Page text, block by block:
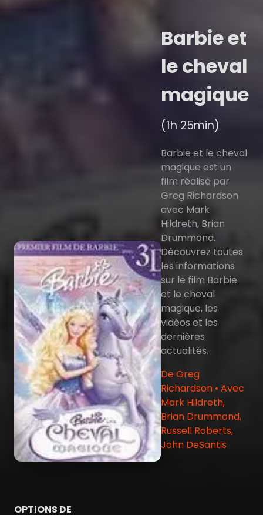
Barbie et
le cheval
magique
(1h 25min)
Barbie et le cheval
magique est un
film réalisé par
Greg Richardson
avec Mark
Hildreth, Brian
Drummond.
Découvrez toutes
les informations
sur le film Barbie
et le cheval
magique, les
vidéos et les
dernières
actualités.
De Greg
Richardson • Avec
Mark Hildreth,
Brian Drummond,
Russell Roberts,
John DeSantis
OPTIONS DE